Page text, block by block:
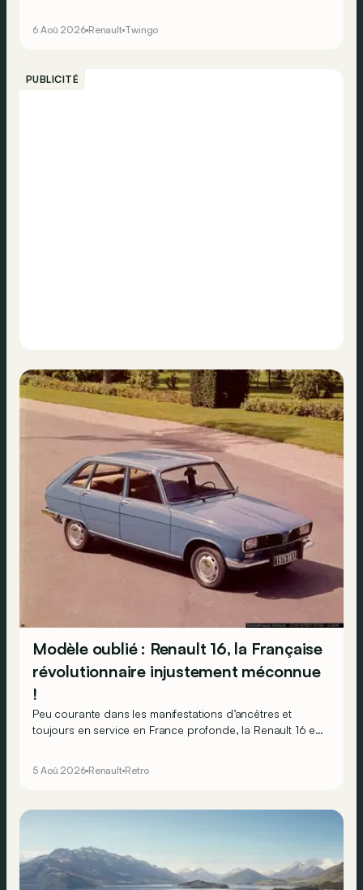
principaux points forts… et ses quelques faiblesses.
6 Aoû 2026 Renault Twingo
PUBLICITÉ
Modèle oublié : Renault 16, la Française
révolutionnaire injustement méconnue
!
Peu courante dans les manifestations d’ancêtres et
toujours en service en France profonde, la Renault 16 est
5 Aoû 2026 Renault Retro